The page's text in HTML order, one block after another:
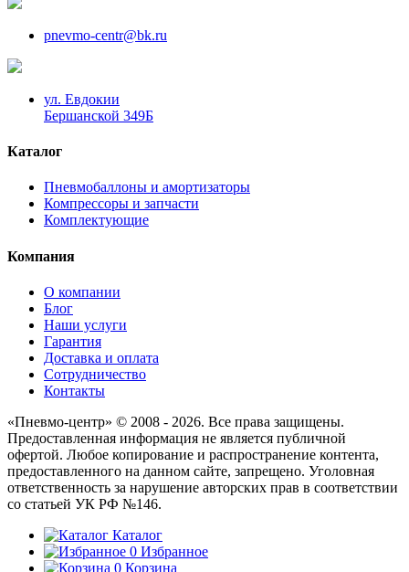
pnevmo-centr@bk.ru
ул. Евдокии
Бершанской 349Б
Каталог
Пневмобаллоны и амортизаторы
Компрессоры и запчасти
Комплектующие
Компания
О компании
Блог
Наши услуги
Гарантия
Доставка и оплата
Сотрудничество
Контакты
«Пневмо-центр» © 2008 - 2026. Все права защищены.
Предоставленная информация не является публичной
офертой. Любое копирование и распространение контента,
предоставленного на данном сайте, запрещено. Уголовная
ответственность за нарушение авторских прав в соответствии
со статьей УК РФ №146.
Каталог
0 Избранное
0 Корзина